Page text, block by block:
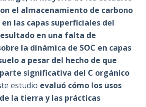
el almacenamiento de carbono
en las capas superficiales del
en una falta de
la dinámica de SOC en capas
a pesar del hecho de que
significativa del C orgánico
estudio evaluó cómo los usos
la tierra y las prácticas